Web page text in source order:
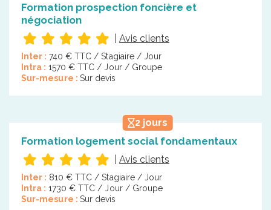
Formation prospection foncière et
négociation
Avis clients
Inter : 740 € TTC / Stagiaire / Jour
Intra : 1570 € TTC / Jour / Groupe
Sur-mesure : Sur devis
2 jours
Formation logement social fondamentaux
Avis clients
Inter : 810 € TTC / Stagiaire / Jour
Intra : 1730 € TTC / Jour / Groupe
Sur-mesure : Sur devis